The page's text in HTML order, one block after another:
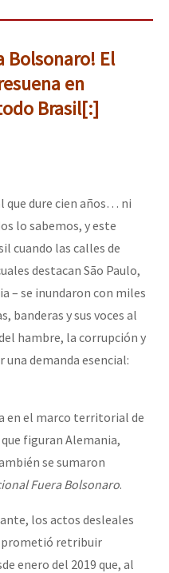
Bolsonaro! El
en
Brasil[:]
que dure cien años… ni
lo sabemos, y este
cuando las calles de
destacan São Paulo,
– se inundaron con miles
banderas y sus voces al
hambre, la corrupción y
demanda esencial:
en el marco territorial de
figuran Alemania,
se sumaron
Fuera Bolsonaro.
los actos desleales
prometió retribuir
enero del 2019 que, al